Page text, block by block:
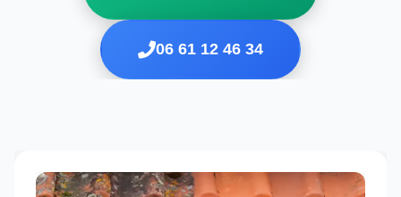
06 61 12 46 34